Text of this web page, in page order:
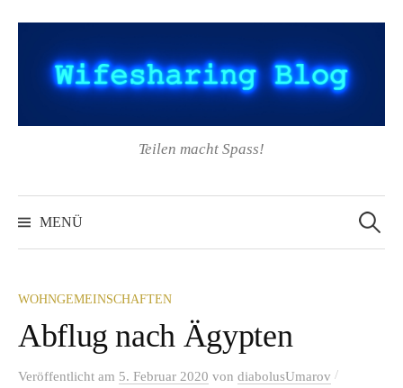
Inhalt
Teilen macht Spass!
MENÜ
nach:
WOHNGEMEINSCHAFTEN
Abflug nach Ägypten
Veröffentlicht am 5. Februar 2020 von diabolusUmarov /